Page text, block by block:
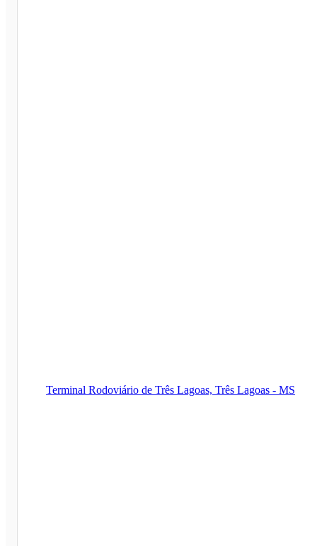
Terminal Rodoviário de Três Lagoas, Três Lagoas - MS